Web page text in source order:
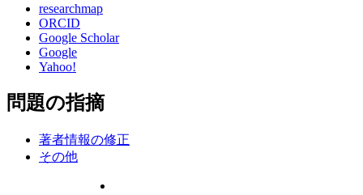
researchmap
ORCID
Google Scholar
Google
Yahoo!
問題の指摘
著者情報の修正
その他